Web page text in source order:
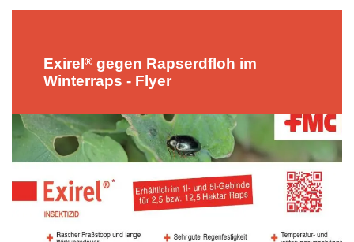
Exirel ® gegen Rapserdfloh im
Winterraps - Flyer